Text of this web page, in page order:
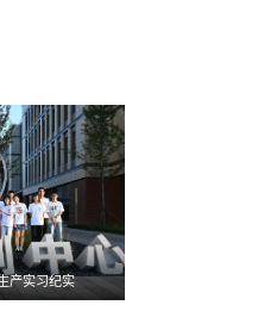
产实习纪实